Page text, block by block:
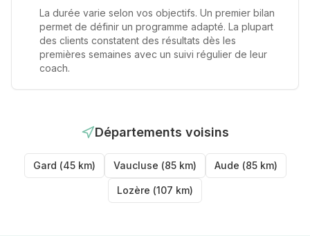
La durée varie selon vos objectifs. Un premier bilan
permet de définir un programme adapté. La plupart
des clients constatent des résultats dès les
premières semaines avec un suivi régulier de leur
coach.
Départements voisins
Gard (45km) Vaucluse (85km) Aude (85km)
Lozère (107 km)